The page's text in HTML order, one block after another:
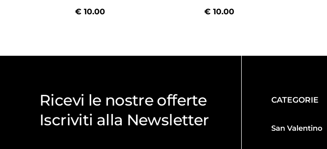
€10.00 € 10.00
Ricevi le nostre offerte
Iscriviti alla Newsletter
CATEGORIE
San Valentino